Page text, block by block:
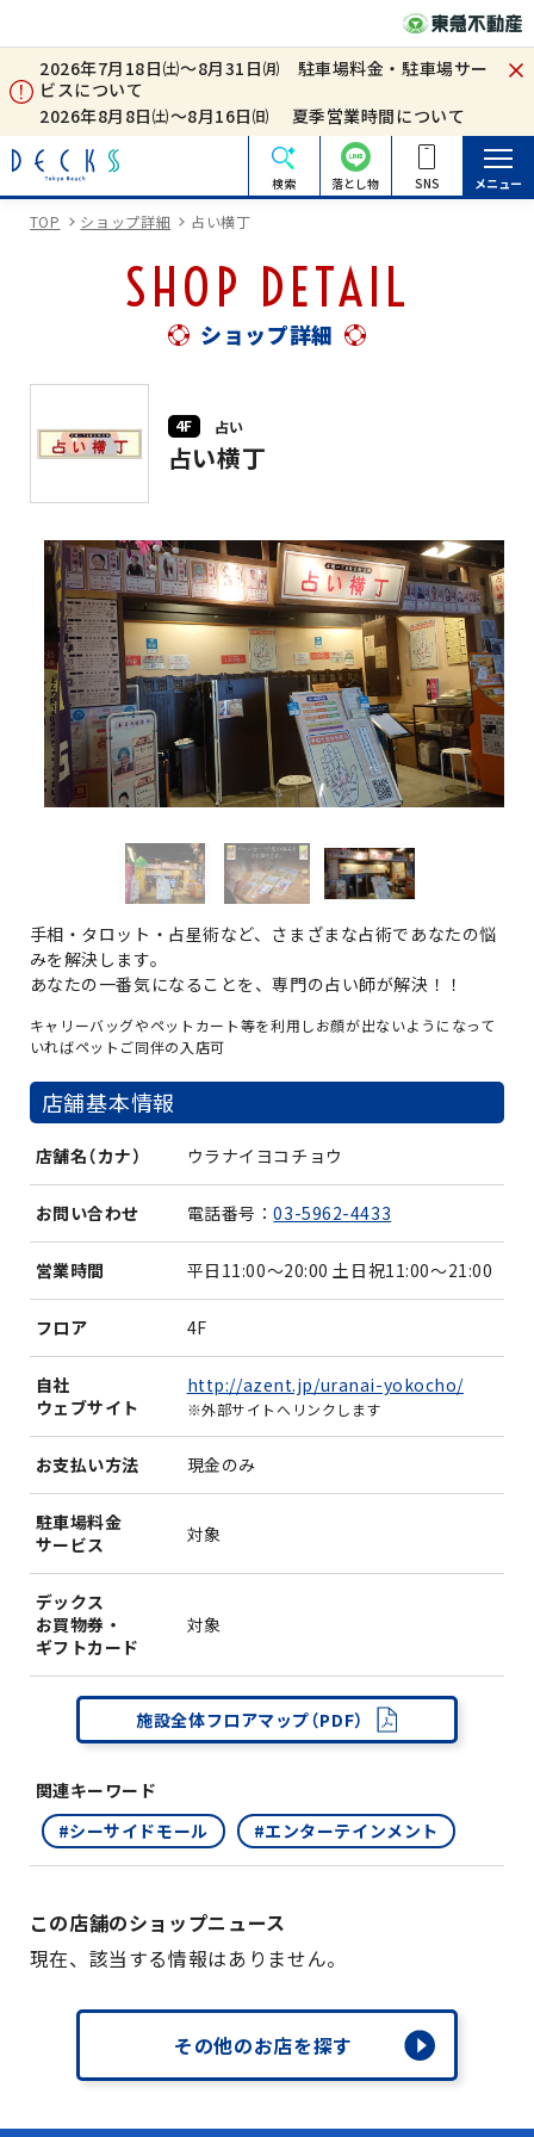
2026年7月18日㈯～8月31日㈪ 駐車場料金・駐車場サー
ビスについて
2026年8月8日㈯～8月16日㈰ 夏季営業時間について
検索 落とし物 SNS メニュー
TOP ショップ詳細 占い横丁
SHOP DETAIL
ショップ詳細
4F 占い
占い横丁
手相・タロット・占星術など、さまざまな占術であなたの悩
みを解決します。
あなたの一番気になることを、専門の占い師が解決！！
キャリーバッグやペットカート等を利用しお顔が出ないようになって
いればペットご同伴の入店可
店舗基本情報
店舗名（カナ） ウラナイヨコチョウ
お問い合わせ 電話番号：03-5962-4433
営業時間 平日11:00～20:00 土日祝11:00～21:00
フロア 4F
自社
ウェブサイト
http://azent.jp/uranai-yokocho/
※外部サイトへリンクします
お支払い方法 現金のみ
駐車場料金
サービス
対象
デックス
お買物券・
ギフトカード
対象
施設全体フロアマップ（PDF）
関連キーワード
#シーサイドモール
#エンターテインメント
この店舗のショップニュース
現在、該当する情報はありません。
その他のお店を探す